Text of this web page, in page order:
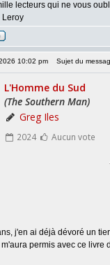
lecteurs qui ne vous
Leroy
10:02 pm Sujet du
j'en ai déjà dévoré un
permis avec ce